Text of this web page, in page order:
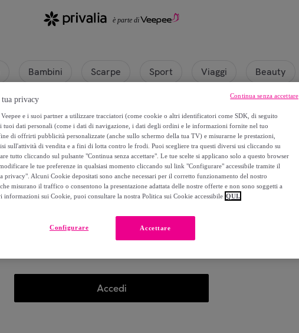
Bambini Scarpe Sport Viaggi Beauty
TOSCANA
non è disponibile alcun prodotto.
Accedi
tua privacy
e i suoi partner a utilizzare tracciatori (come cookie o altri identificatori come SDK, di seguito
tuoi dati personali (come i dati di navigazione, i dati degli ordini e le informazioni fornite nel tuo
di offrirti pubblicità personalizzate (anche sullo schermo della tua TV) e misurarne le prestazioni,
sull'attività di vendita e a fini di lotta contro le frodi. Puoi scegliere tra questi diversi usi cliccando su
tutto cliccando sul pulsante "Continua senza accettare". Le tue scelte si applicano solo a questo browser
le tue preferenze in qualsiasi momento cliccando sul link "Configurare" accessibile tramite il
Alcuni Cookie depositati sono anche necessari per il corretto funzionamento del nostro
misurano il traffico o consentono la presentazione adattata delle nostre offerte e non sono soggetti a
informazioni sui Cookie, puoi consultare la nostra Politica sui Cookie accessibile QUI.
Accettare
Configurare
Continua senza accettare